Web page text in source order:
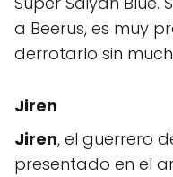
a Beerus, es muy
derrotarlo sin
Jiren
Jiren, el guerrero
presentado en el